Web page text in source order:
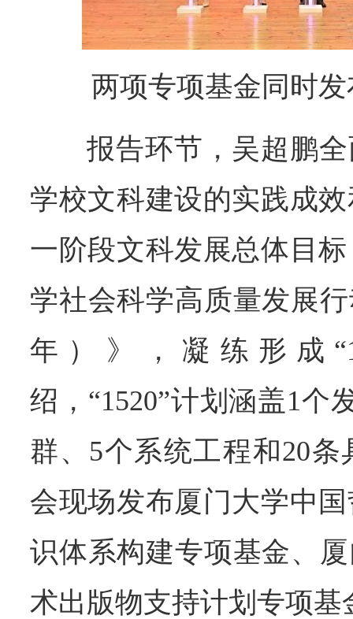
两项专项基金同时
报告环节，吴超鹏
学校文科建设的实践成
一阶段文科发展总体目
学社会科学高质量发展行
年）》，凝练形成
绍，“1520”计划涵盖1个
群、5个系统工程和20
会现场发布厦门大学中
识体系构建专项基金、
术出版物支持计划专项基